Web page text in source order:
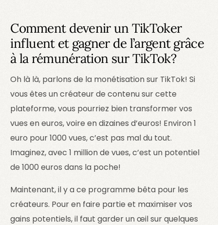
Comment devenir un TikToker
influent et gagner de l’argent grâce
à la rémunération sur TikTok?
Oh là là, parlons de la monétisation sur TikTok! Si
vous êtes un créateur de contenu sur cette
plateforme, vous pourriez bien transformer vos
vues en euros, voire en dizaines d’euros! Environ 1
euro pour 1000 vues, c’est pas mal du tout.
Imaginez, avec 1 million de vues, c’est un potentiel
de 1000 euros dans la poche!
Maintenant, il y a ce programme bêta pour les
créateurs. Pour en faire partie et maximiser vos
gains potentiels, il faut garder un œil sur quelques